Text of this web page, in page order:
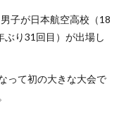
子が日本航空高校（18
り31回目）が出場し
って初の大きな大会で